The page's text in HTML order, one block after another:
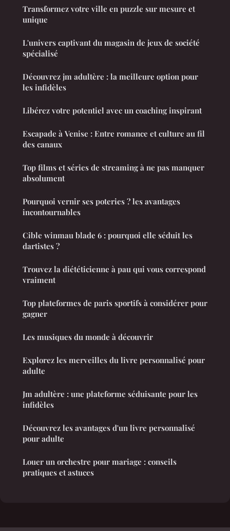
Transformez votre ville en puzzle sur mesure et
unique
L'univers captivant du magasin de jeux de société
spécialisé
Découvrez jm adultère : la meilleure option pour
les infidèles
Libérez votre potentiel avec un coaching inspirant
Escapade à Venise : Entre romance et culture au fil
des canaux
Top films et séries de streaming à ne pas manquer
absolument
Pourquoi vernir ses poteries ? les avantages
incontournables
Cible winmau blade 6 : pourquoi elle séduit les
dartistes ?
Trouvez la diététicienne à pau qui vous correspond
vraiment
Top plateformes de paris sportifs à considérer pour
gagner
Les musiques du monde à découvrir
Explorez les merveilles du livre personnalisé pour
adulte
Jm adultère : une plateforme séduisante pour les
infidèles
Découvrez les avantages d'un livre personnalisé
pour adulte
Louer un orchestre pour mariage : conseils
pratiques et astuces